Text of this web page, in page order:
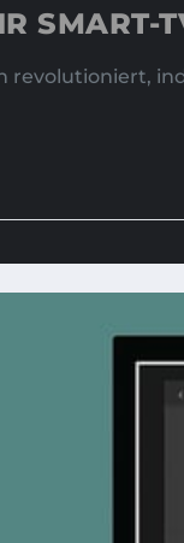
SMART-
revolutioniert,